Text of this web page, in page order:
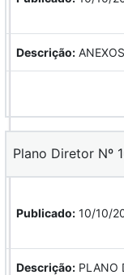
Descrição:
Plano Diretor Nº
Publicado: 10/10/
Descrição: PLANO